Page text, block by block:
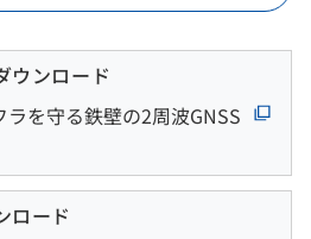
ウンロード
ラを守る鉄壁の2周波GNSS
ロード